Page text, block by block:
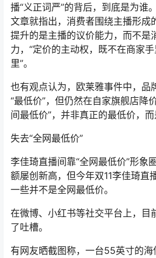
播“义正词严”的背后，到底是为谁
文章就指出，消费者围绕主播形成
提升的是主播的议价能力，而不是
力，“定价的主动权，既不在商家
里”。
也有观点认为，欧莱雅事件中，品
“最低价”，但仍然在自家旗舰店降
间最低价”，并非真正的最低价，而
失去“全网最低价”
李佳琦直播间靠“全网最低价”形象
额屡创新高，但今年双11李佳琦直
一些并不是全网最低价。
在微博、小红书等社交平台上，目
了吐槽。
有网友晒截图称，一台55英寸的